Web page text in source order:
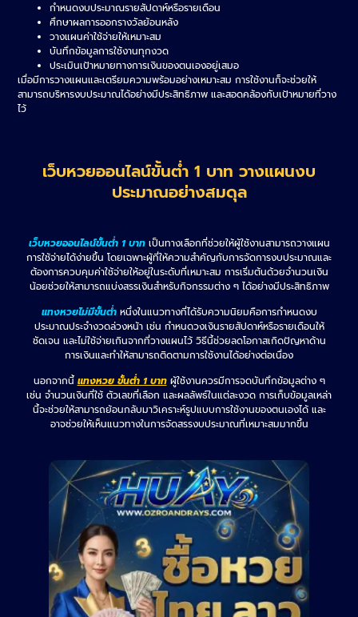
กำหนดงบประมาณรายสัปดาห์หรือรายเดือน
ศึกษาผลการออกรางวัลย้อนหลัง
วางแผนค่าใช้จ่ายให้เหมาะสม
บันทึกข้อมูลการใช้งานทุกงวด
ประเมินเป้าหมายทางการเงินของตนเองอยู่เสมอ
เมื่อมีการวางแผนและเตรียมความพร้อมอย่างเหมาะสม การใช้งานก็จะช่วยให้
สามารถบริหารงบประมาณได้อย่างมีประสิทธิภาพ และสอดคล้องกับเป้าหมายที่วาง
ไว้
เว็บหวยออนไลน์ขั้นต่ำ 1 บาท วางแผนงบ
ประมาณอย่างสมดุล
เว็บหวยออนไลน์ขั้นต่ำ 1 บาทเป็นทางเลือกที่ช่วยให้ผู้ใช้งานสามารถวางแผน
การใช้จ่ายได้ง่ายขึ้น โดยเฉพาะผู้ที่ให้ความสำคัญกับการจัดการงบประมาณและ
ต้องการควบคุมค่าใช้จ่ายให้อยู่ในระดับที่เหมาะสม การเริ่มต้นด้วยจำนวนเงิน
น้อยช่วยให้สามารถแบ่งสรรเงินสำหรับกิจกรรมต่าง ๆ ได้อย่างมีประสิทธิภาพ
แทงหวยไม่มีขั้นต่ำหนึ่งในแนวทางที่ได้รับความนิยมคือการกำหนดงบ
ประมาณประจำงวดล่วงหน้า เช่น กำหนดวงเงินรายสัปดาห์หรือรายเดือนให้
ชัดเจน และไม่ใช้จ่ายเกินจากที่วางแผนไว้ วิธีนี้ช่วยลดโอกาสเกิดปัญหาด้าน
การเงินและทำให้สามารถติดตามการใช้งานได้อย่างต่อเนื่อง
นอกจากนี้ แทงหวย ขั้นต่ำ 1 บาทผู้ใช้งานควรมีการจดบันทึกข้อมูลต่าง ๆ
เช่น จำนวนเงินที่ใช้ ตัวเลขที่เลือก และผลลัพธ์ในแต่ละงวด การเก็บข้อมูลเหล่า
นี้จะช่วยให้สามารถย้อนกลับมาวิเคราะห์รูปแบบการใช้งานของตนเองได้ และ
อาจช่วยให้เห็นแนวทางในการจัดสรรงบประมาณที่เหมาะสมมากขึ้น